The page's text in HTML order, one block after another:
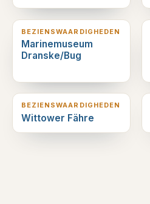
5 km verderop
BEZIENSWAARDIGHEDEN
Marinemuseum
Dranske/Bug
8 km verderop
BEZIENSWAARDIGHEDEN
Wittower Fähre